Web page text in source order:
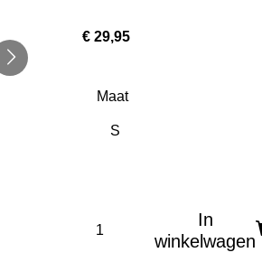
€ 29,95
Maat
In
winkelwagen